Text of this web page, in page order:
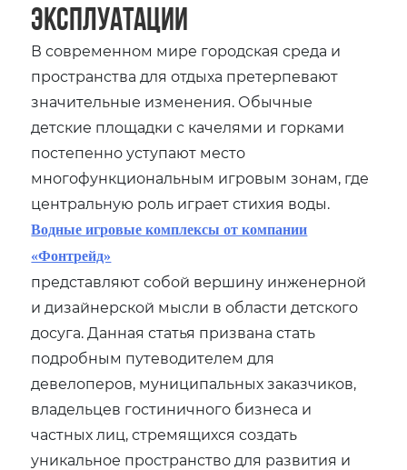
эксплуатации
В современном мире городская среда и
пространства для отдыха претерпевают
значительные изменения. Обычные
детские площадки с качелями и горками
постепенно уступают место
многофункциональным игровым зонам, где
центральную роль играет стихия воды.
Водные игровые комплексы от компании
«Фонтрейд»
представляют собой вершину инженерной
и дизайнерской мысли в области детского
досуга. Данная статья призвана стать
подробным путеводителем для
девелоперов, муниципальных заказчиков,
владельцев гостиничного бизнеса и
частных лиц, стремящихся создать
уникальное пространство для развития и